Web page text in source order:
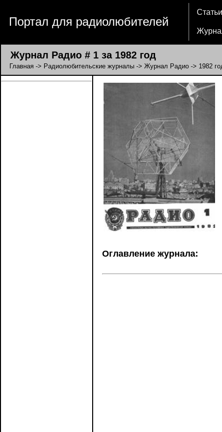
Портал для радиолюбителей
Статьи
Журнал Радио # 1 за 1982 год
Главная -> Радиолюбительские журналы -> Журнал Радио -> 1982
Оглавление журнала: